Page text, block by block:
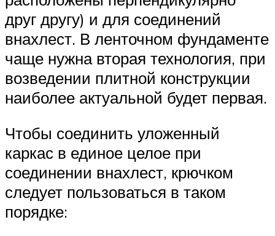
друг другу) и для соединений
внахлест. В ленточном фундаменте
чаще нужна вторая технология, при
возведении плитной конструкции
наиболее актуальной будет первая.
Чтобы соединить уложенный
каркас в единое целое при
соединении внахлест, крючком
следует пользоваться в таком
порядке: